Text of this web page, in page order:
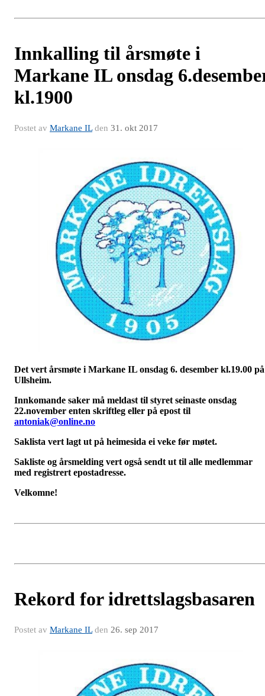
Innkalling til årsmøte i
Markane IL onsdag
kl.1900
Postet av Markane ILden 31. okt 2017
Det vert årsmøte i Markane IL onsdag 6. desember kl.19.00 på
Ullsheim.
Innkomande saker må meldast til styret seinaste onsdag
22.november enten skriftleg eller på epost til
antoniak@online.no
Saklista vert lagt ut på heimesida ei veke før møtet.
Sakliste og årsmelding vert også sendt ut til alle medlemmar
med registrert epostadresse.
Velkomne!
Rekord for idrettslagsbasaren
Postet av Markane ILden 26. sep 2017